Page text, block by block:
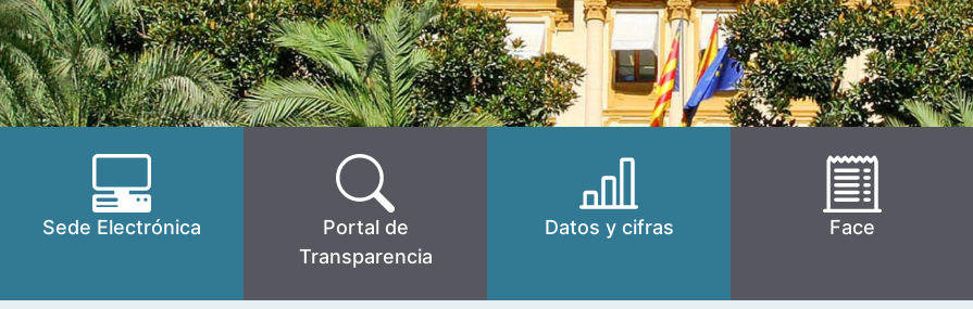
Sede Electrónica
Portal de
Transparencia
Datos y cifras Face